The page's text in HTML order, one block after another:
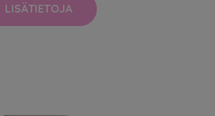
LISÄTIETOJA